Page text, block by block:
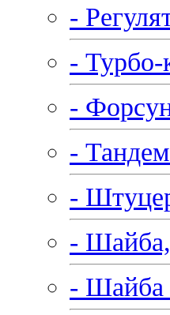
-
-
-
-
-
-
- Шайба